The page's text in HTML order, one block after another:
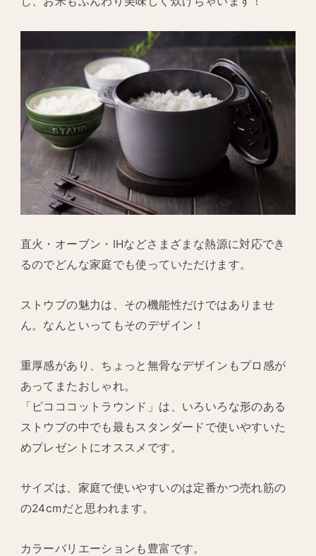
直火・オーブン・IHなどさまざまな熱源に対応でき
るのでどんな家庭でも使っていただけます。
ストウブの魅力は、その機能性だけではありませ
ん。なんといってもそのデザイン！
重厚感があり、ちょっと無骨なデザインもプロ感が
あってまたおしゃれ。
「ピコココットラウンド」は、いろいろな形のある
ストウブの中でも最もスタンダードで使いやすいた
めプレゼントにオススメです。
サイズは、家庭で使いやすいのは定番かつ売れ筋の
の24cmだと思われます。
カラーバリエーションも豊富です。